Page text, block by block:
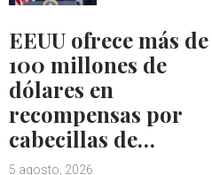
EEUU ofrece más de
100 millones de
dólares en
recompensas por
cabecillas de…
5 agosto, 2026